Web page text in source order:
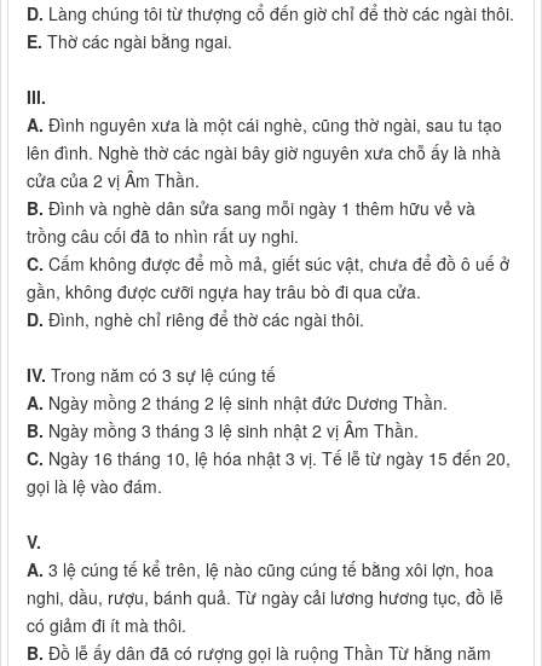
D. Làng chúng tôi từ thượng cổ đến giờ chỉ để thờ các ngài thôi.
E. Thờ các ngài bằng ngai.
III.
A. Đình nguyên xưa là một cái nghè, cũng thờ ngài, sau tu tạo
lên đình. Nghè thờ các ngài bây giờ nguyên xưa chỗ ấy là nhà
cửa của 2 vị Âm Thần.
B. Đình và nghè dân sửa sang mỗi ngày 1 thêm hữu vẻ và
trồng câu cối đã to nhìn rất uy nghi.
C. Cấm không được để mồ mả, giết súc vật, chưa để đồ ô uế ở
gần, không được cưỡi ngựa hay trâu bò đi qua cửa.
D. Đình, nghè chỉ riêng để thờ các ngài thôi.
IV. Trong năm có 3 sự lệ cúng tế
A. Ngày mồng 2 tháng 2 lệ sinh nhật đức Dương Thần.
B. Ngày mồng 3 tháng 3 lệ sinh nhật 2 vị Âm Thần.
C. Ngày 16 tháng 10, lệ hóa nhật 3 vị. Tế lễ từ ngày 15 đến 20,
gọi là lệ vào đám.
V.
A. 3 lệ cúng tế kể trên, lệ nào cũng cúng tế bằng xôi lợn, hoa
nghi, dầu, rượu, bánh quả. Từ ngày cải lương hương tục, đồ lễ
có giảm đi ít mà thôi.
B. Đồ lễ ấy dân đã có rượng gọi là ruộng Thần Từ hằng năm